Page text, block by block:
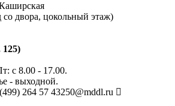
двора, цокольный этаж)
125)
с 8.00 - 17.00.
- выходной.
264 57 43250@mddl.ru